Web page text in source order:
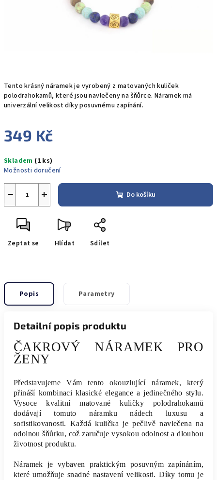
Tento krásný náramek je vyrobený z matovaných kuliček
polodrahokamů, které jsou navlečeny na šňůrce. Náramek má
univerzální velikost díky posuvnému zapínání.
349 Kč
cena:
Skladem (1 ks)
Možnosti doručení
+
− Do košíku
Zeptat se Hlídat Sdílet
Popis Parametry
Detailní popis produktu
ČAKROVÝ NÁRAMEK PRO
ŽENY
Představujeme Vám tento okouzlující náramek, který
přináší kombinaci klasické elegance a jedinečného stylu.
Vysoce kvalitní matované kuličky polodrahokamů
dodávají tomuto náramku nádech luxusu a
sofistikovanosti. Každá kulička je pečlivě navlečena na
odolnou šňůrku, což zaručuje vysokou odolnost a dlouhou
životnost produktu.
Náramek je vybaven praktickým posuvným zapínáním,
které umožňuje snadné nastavení velikosti. Díky tomu je